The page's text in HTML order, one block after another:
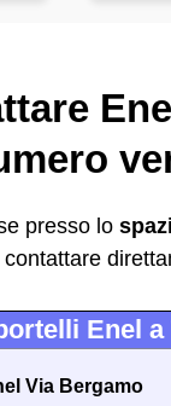
presso lo
Enel
Via Bergamo